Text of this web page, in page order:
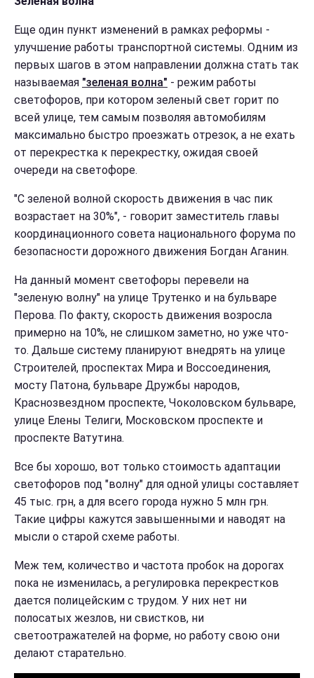
Еще один пункт изменений в рамках реформы -
улучшение работы транспортной системы. Одним из
первых шагов в этом направлении должна стать так
называемая "зеленая волна" - режим работы
светофоров, при котором зеленый свет горит по
всей улице, тем самым позволяя автомобилям
максимально быстро проезжать отрезок, а не ехать
от перекрестка к перекрестку, ожидая своей
очереди на светофоре.
"С зеленой волной скорость движения в час пик
возрастает на 30%", - говорит заместитель главы
координационного совета национального форума по
безопасности дорожного движения Богдан Аганин.
На данный момент светофоры перевели на
"зеленую волну" на улице Трутенко и на бульваре
Перова. По факту, скорость движения возросла
примерно на 10%, не слишком заметно, но уже что-
то. Дальше систему планируют внедрять на улице
Строителей, проспектах Мира и Воссоединения,
мосту Патона, бульваре Дружбы народов,
Краснозвездном проспекте, Чоколовском бульваре,
улице Елены Телиги, Московском проспекте и
проспекте Ватутина.
Все бы хорошо, вот только стоимость адаптации
светофоров под "волну" для одной улицы составляет
45 тыс. грн, а для всего города нужно 5 млн грн.
Такие цифры кажутся завышенными и наводят на
мысли о старой схеме работы.
Меж тем, количество и частота пробок на дорогах
пока не изменилась, а регулировка перекрестков
дается полицейским с трудом. У них нет ни
полосатых жезлов, ни свистков, ни
светоотражателей на форме, но работу свою они
делают старательно.